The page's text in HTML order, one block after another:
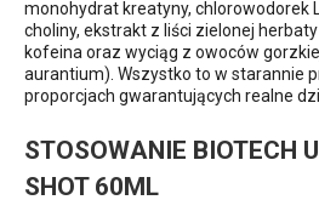
monohydrat kreatyny, chlorowodorek
choliny, ekstrakt z liści zielonej
kofeina oraz wyciąg z owoców
aurantium). Wszystko to w starannie
proporcjach gwarantujących realne
STOSOWANIE BIOTECH
SHOT 60ML